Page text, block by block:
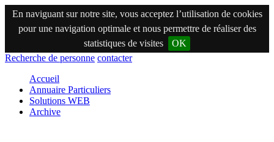
En naviguant sur notre site, vous acceptez l’utilisation de cookies
pour une navigation optimale et nous permettre de réaliser des
statistiques de visites
OK
Recherche de personne contacter
Accueil
Annuaire Particuliers
Solutions WEB
Archive